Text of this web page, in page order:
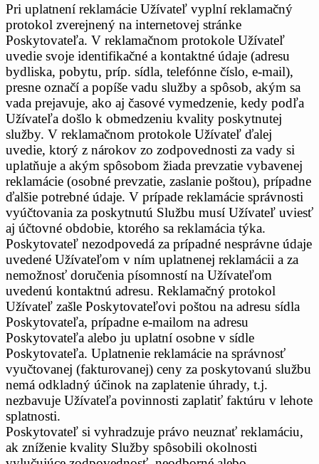
Pri uplatnení reklamácie Užívateľ vyplní reklamačný
protokol zverejnený na internetovej stránke
Poskytovateľa. V reklamačnom protokole Užívateľ
uvedie svoje identifikačné a kontaktné údaje (adresu
bydliska, pobytu, príp. sídla, telefónne číslo, e-mail),
presne označí a popíše vadu služby a spôsob, akým sa
vada prejavuje, ako aj časové vymedzenie, kedy podľa
Užívateľa došlo k obmedzeniu kvality poskytnutej
služby. V reklamačnom protokole Užívateľ ďalej
uvedie, ktorý z nárokov zo zodpovednosti za vady si
uplatňuje a akým spôsobom žiada prevzatie vybavenej
reklamácie (osobné prevzatie, zaslanie poštou), prípadne
ďalšie potrebné údaje. V prípade reklamácie správnosti
vyúčtovania za poskytnutú Službu musí Užívateľ uviesť
aj účtovné obdobie, ktorého sa reklamácia týka.
Poskytovateľ nezodpovedá za prípadné nesprávne údaje
uvedené Užívateľom v ním uplatnenej reklamácii a za
nemožnosť doručenia písomností na Užívateľom
uvedenú kontaktnú adresu. Reklamačný protokol
Užívateľ zašle Poskytovateľovi poštou na adresu sídla
Poskytovateľa, prípadne e-mailom na adresu
Poskytovateľa alebo ju uplatní osobne v sídle
Poskytovateľa. Uplatnenie reklamácie na správnosť
vyučtovanej (fakturovanej) ceny za poskytovanú službu
nemá odkladný účinok na zaplatenie úhrady, t.j.
nezbavuje Užívateľa povinnosti zaplatiť faktúru v lehote
splatnosti.
Poskytovateľ si vyhradzuje právo neuznať reklamáciu,
ak zníženie kvality Služby spôsobili okolnosti